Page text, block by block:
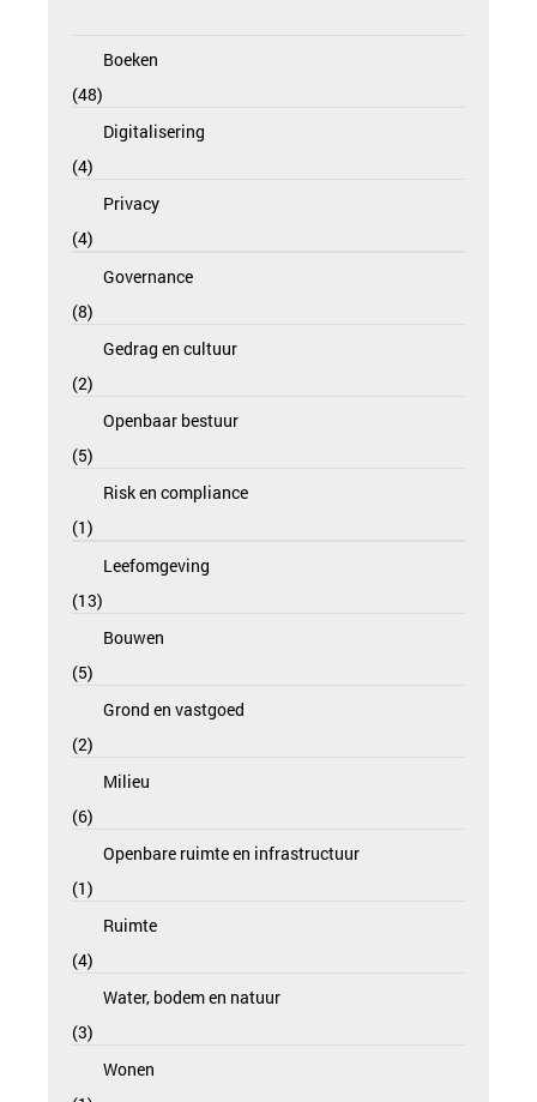
Boeken
48
Digitalisering
4
Privacy
4
Governance
8
Gedrag en cultuur
2
Openbaar bestuur
5
Risk en compliance
1
Leefomgeving
13
Bouwen
5
Grond en vastgoed
2
Milieu
6
Openbare ruimte en infrastructuur
1
Ruimte
4
Water, bodem en natuur
3
Wonen